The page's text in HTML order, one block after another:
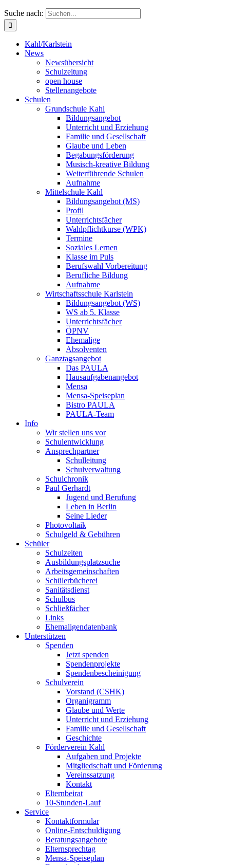
Suche nach:
Kahl/Karlstein
News
Newsübersicht
Schulzeitung
open house
Stellenangebote
Schulen
Grundschule Kahl
Bildungsangebot
Unterricht und Erziehung
Familie und Gesellschaft
Glaube und Leben
Begabungsförderung
Musisch-kreative Bildung
Weiterführende Schulen
Aufnahme
Mittelschule Kahl
Bildungsangebot (MS)
Profil
Unterrichtsfächer
Wahlpflichtkurse (WPK)
Termine
Soziales Lernen
Klasse im Puls
Berufswahl Vorbereitung
Berufliche Bildung
Aufnahme
Wirtschaftsschule Karlstein
Bildungsangebot (WS)
WS ab 5. Klasse
Unterrichtsfächer
ÖPNV
Ehemalige
Absolventen
Ganztagsangebot
Das PAULA
Hausaufgabenangebot
Mensa
Mensa-Speiseplan
Bistro PAULA
PAULA-Team
Info
Wir stellen uns vor
Schulentwicklung
Ansprechpartner
Schulleitung
Schulverwaltung
Schulchronik
Paul Gerhardt
Jugend und Berufung
Leben in Berlin
Seine Lieder
Photovoltaik
Schulgeld & Gebühren
Schüler
Schulzeiten
Ausbildungsplatzsuche
Arbeitsgemeinschaften
Schülerbücherei
Sanitätsdienst
Schulbus
Schließfächer
Links
Ehemaligendatenbank
Unterstützen
Spenden
Jetzt spenden
Spendenprojekte
Spendenbescheinigung
Schulverein
Vorstand (CSHK)
Organigramm
Glaube und Werte
Unterricht und Erziehung
Familie und Gesellschaft
Geschichte
Förderverein Kahl
Aufgaben und Projekte
Mitgliedschaft und Förderung
Vereinssatzung
Kontakt
Elternbeirat
10-Stunden-Lauf
Service
Kontaktformular
Online-Entschuldigung
Beratungsangebote
Elternsprechtag
Mensa-Speiseplan